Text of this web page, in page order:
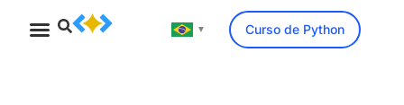
▼ Curso de Python